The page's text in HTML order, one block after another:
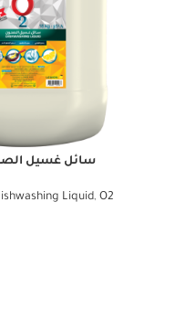
سائل غسيل الصحون
Liquid, O2